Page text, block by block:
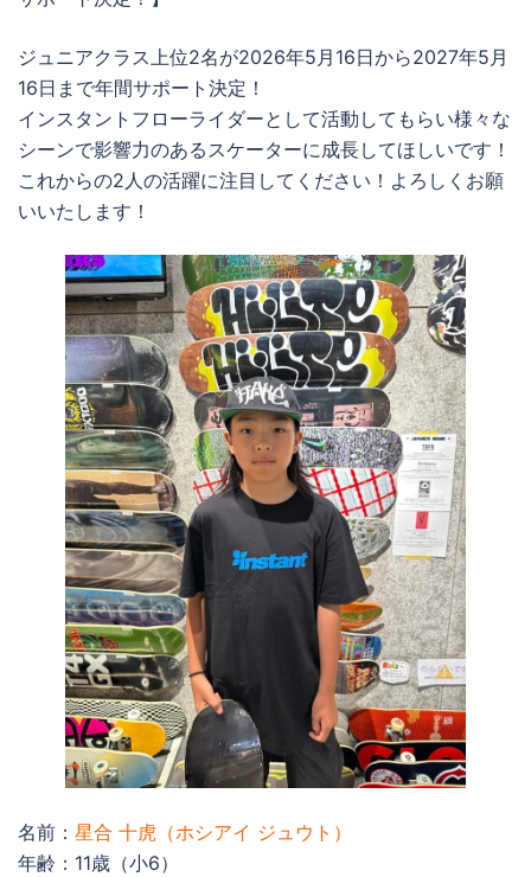
ジュニアクラス上位2名が2026年5月16日から2027年5月
16日まで年間サポート決定！
インスタントフローライダーとして活動してもらい様々な
シーンで影響力のあるスケーターに成長してほしいです！
これからの2人の活躍に注目してください！よろしくお願
いいたします！
名前： 星合 十虎（ホシアイ ジュウト）
年齢：11歳（小6）